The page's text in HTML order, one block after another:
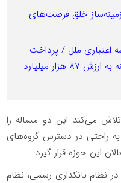
خلق فرصت‌های
اعتباری ملل / پرداخت
بیش از ۵۶ هزار فقره وام قرض‌الحسنه به ارزش ۸۷ هزار میلیارد
می‌کند این دو مساله را
به‌ راحتی در دسترس گروه‌های
این حوزه قرار گیرد.
در نظام بانکداری رسمی، نظام